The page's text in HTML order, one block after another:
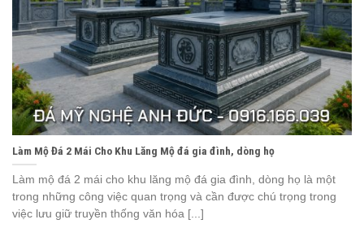
Làm Mộ Đá 2 Mái Cho Khu Lăng Mộ đá gia đình, dòng họ
Làm mộ đá 2 mái cho khu lăng mộ đá gia đình, dòng họ là một
trong những công việc quan trọng và cần được chú trọng trong
việc lưu giữ truyền thống văn hóa [...]